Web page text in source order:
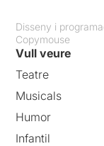
Disseny i
Copymouse
Vull veure
Teatre
Musicals
Humor
Infantil